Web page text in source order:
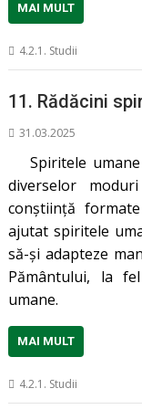
MAI MULT
4.2.1. Studii
11. Rădăcini
31.03.2025
Spiritele
diverselor
conștiință
ajutat spiritele
să-și adapteze
Pământului, la
umane.
MAI MULT
4.2.1. Studii